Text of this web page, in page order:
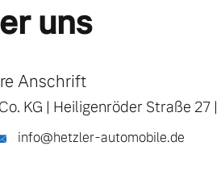
uns
Anschrift
KG | Heiligenröder Straße 27|
info@hetzler-automobile.de